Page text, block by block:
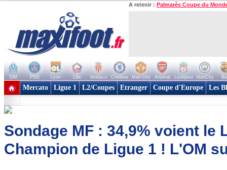
A retenir : Palmarès Coupe du
OM PSG Lyon Lille Monaco Chelsea Man Utd Arsenal Liverpool ManCity
+ de clubs
Mercato Ligue 1 L2/Coupes Etranger Coupe d'Europe Les
Sondage MF : 34,9% voient le
Champion de Ligue 1 ! L'OM